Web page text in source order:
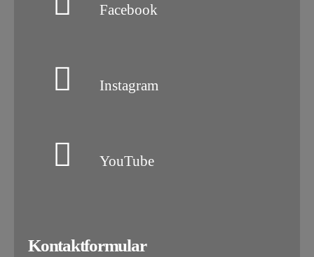
Facebook
Instagram
YouTube
Kontaktformular